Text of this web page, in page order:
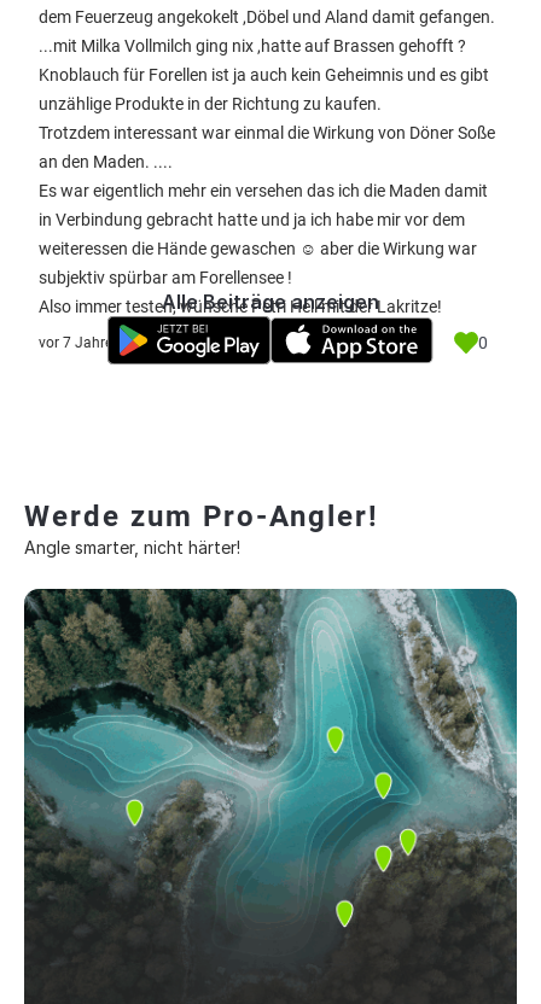
dem Feuerzeug angekokelt ,Döbel und Aland damit gefangen.
...mit Milka Vollmilch ging nix ,hatte auf Brassen gehofft ?
Knoblauch für Forellen ist ja auch kein Geheimnis und es gibt
unzählige Produkte in der Richtung zu kaufen.
Trotzdem interessant war einmal die Wirkung von Döner Soße
an den Maden. ....
Es war eigentlich mehr ein versehen das ich die Maden damit
in Verbindung gebracht hatte und ja ich habe mir vor dem
weiteressen die Hände gewaschen ☺ aber die Wirkung war
subjektiv spürbar am Forellensee !
Also immer testen, wünsche Petri Heil mit der Lakritze!
vor 7 Jahre 0
Alle Beiträge anzeigen
Werde zum Pro-Angler!
Angle smarter, nicht härter!